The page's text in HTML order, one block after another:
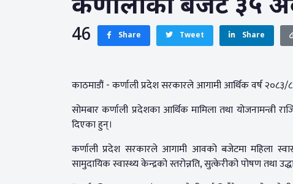
कर्णालीको बजेट ३५
46 Share Tweet Share
काठमाडौं - कर्णाली प्रदेश सरकारले आगामी आर्थिक वर्ष
सोमबार कर्णाली प्रदेशका आर्थिक मामिला तथा योजनामन्त्री
दिएका हुन्।
कर्णाली प्रदेश सरकारले आगामी आवको बजेटमा महिला
सामुदायिक स्वास्थ्य केन्द्रको स्तरोन्नति, सुत्केरीको पोषण तथा